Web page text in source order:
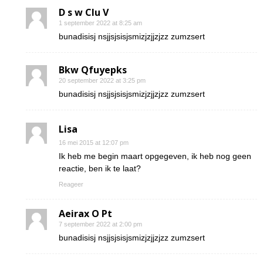
D s w Clu V
1 september 2022 at 8:25 am
bunadisisj nsjjsjsisjsmizjzjjzjzz zumzsert
Bkw Qfuyepks
20 september 2022 at 3:25 pm
bunadisisj nsjjsjsisjsmizjzjjzjzz zumzsert
Lisa
16 mei 2015 at 12:07 pm
Ik heb me begin maart opgegeven, ik heb nog geen
reactie, ben ik te laat?
Reageer
Aeirax O Pt
7 september 2022 at 2:00 pm
bunadisisj nsjjsjsisjsmizjzjjzjzz zumzsert